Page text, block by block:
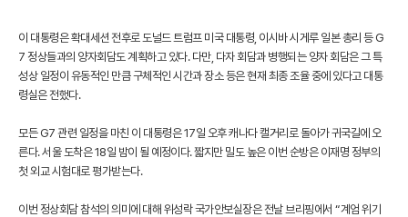
이 대통령은 확대세션 전후로 도널드 트럼프 미국 대통령, 이시바 시게루 일본 총리 등 G
7 정상들과의 양자회담도 계획하고 있다. 다만, 다자 회담과 병행되는 양자 회담은 그 특
성상 일정이 유동적인 만큼 구체적인 시간과 장소 등은 현재 최종 조율 중에 있다고 대통
령실은 전했다.
모든 G7 관련 일정을 마친 이 대통령은 17일 오후 캐나다 캘거리로 돌아가 귀국길에 오
른다. 서울 도착은 18일 밤이 될 예정이다. 짧지만 밀도 높은 이번 순방은 이재명 정부의
첫 외교 시험대로 평가받는다.
이번 정상회담 참석의 의미에 대해 위성락 국가안보실장은 전날 브리핑에서 “계엄 위기